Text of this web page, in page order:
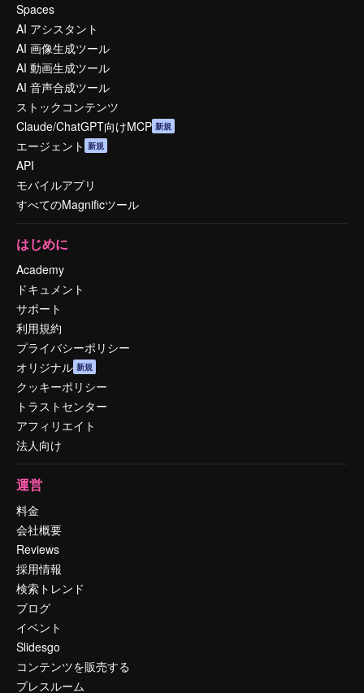
Spaces
AI アシスタント
AI 画像生成ツール
AI 動画生成ツール
AI 音声合成ツール
ストックコンテンツ
Claude/ChatGPT向けMCP 新規
エージェント 新規
API
モバイルアプリ
すべてのMagnificツール
はじめに
Academy
ドキュメント
サポート
利用規約
プライバシーポリシー
オリジナル 新規
クッキーポリシー
トラストセンター
アフィリエイト
法人向け
運営
料金
会社概要
Reviews
採用情報
検索トレンド
ブログ
イベント
Slidesgo
コンテンツを販売する
プレスルーム